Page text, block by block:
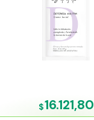
$16.121,80